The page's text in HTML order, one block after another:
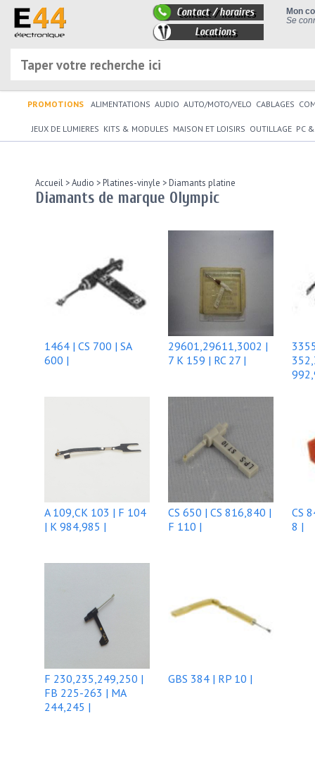
Mon
Se
Contact / horaires
Locations
PROMOTIONS ALIMENTATIONS AUDIO AUTO/MOTO/VELO CABLAGES
JEUX DE LUMIERES KITS & MODULES MAISON ET LOISIRS OUTILLAGE PC
Accueil >Audio >Platines-vinyle >Diamants platine
Diamants de marque Olympic
1464 | CS 700 | SA
600 |
29601,29611,3002 |
7 K 159 | RC 27 |
A 109,CK 103 | F 104
| K 984,985 |
CS 650 | CS 816,840 |
F 110 |
CS
8 |
F 230,235,249,250 |
FB 225-263 | MA
244,245 |
GBS 384 | RP 10 |